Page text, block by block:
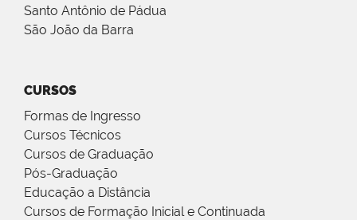
Santo Antônio de Pádua
São João da Barra
CURSOS
Formas de Ingresso
Cursos Técnicos
Cursos de Graduação
Pós-Graduação
Educação a Distância
Cursos de Formação Inicial e Continuada